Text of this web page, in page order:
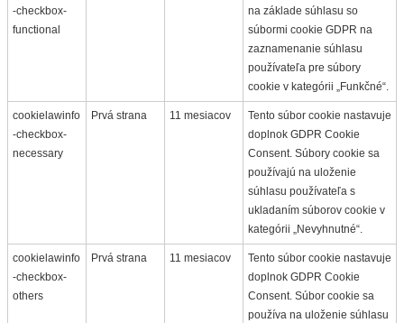
-checkbox-
functional
na základe súhlasu so
súbormi cookie GDPR na
zaznamenanie súhlasu
používateľa pre súbory
cookie v kategórii „Funkčné“.
cookielawinfo
-checkbox-
necessary
Prvá strana 11 mesiacov
Tento súbor cookie nastavuje
doplnok GDPR Cookie
Consent. Súbory cookie sa
používajú na uloženie
súhlasu používateľa s
ukladaním súborov cookie v
kategórii „Nevyhnutné“.
cookielawinfo
-checkbox-
others
Prvá strana 11 mesiacov
Tento súbor cookie nastavuje
doplnok GDPR Cookie
Consent. Súbor cookie sa
používa na uloženie súhlasu